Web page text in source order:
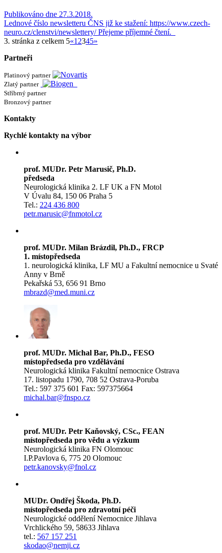
Publikováno dne 27.3.2018.
Lednové číslo newsletteru ČNS již ke stažení: https://www.czech-
neuro.cz/clenstvi/newslettery/ Přejeme příjemné čtení.
3. stránka z celkem 5«1 2345»
Partneři
Platinový partner
Zlatý partner
Stříbrný partner
Bronzový partner
Kontakty
Rychlé kontakty na výbor
prof. MUDr. Petr Marusič, Ph.D.
předseda
Neurologická klinika 2. LF UK a FN Motol
V Úvalu 84, 150 06 Praha 5
Tel.: 224 436 800
petr.marusic@fnmotol.cz
prof. MUDr. Milan Brázdil, Ph.D., FRCP
1. místopředseda
1. neurologická klinika, LF MU a Fakultní nemocnice u Svaté
Anny v Brně
Pekařská 53, 656 91 Brno
mbrazd@med.muni.cz
prof. MUDr. Michal Bar, Ph.D., FESO
místopředseda pro vzdělávání
Neurologická klinika Fakultní nemocnice Ostrava
17. listopadu 1790, 708 52 Ostrava-Poruba
Tel.: 597 375 601 Fax: 597375664
michal.bar@fnspo.cz
prof. MUDr. Petr Kaňovský, CSc., FEAN
místopředseda pro vědu a výzkum
Neurologická klinika FN Olomouc
I.P.Pavlova 6, 775 20 Olomouc
petr.kanovsky@fnol.cz
MUDr. Ondřej Škoda, Ph.D.
místopředseda pro zdravotní péči
Neurologické oddělení Nemocnice Jihlava
Vrchlického 59, 58633 Jihlava
tel.: 567 157 251
skodao@nemji.cz